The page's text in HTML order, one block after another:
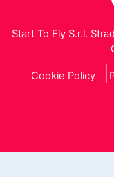
Start To Fly S.r.l.
Cookie Policy